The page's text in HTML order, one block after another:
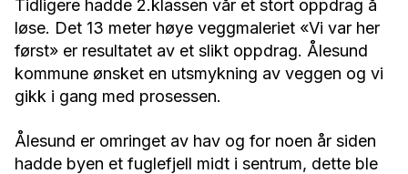
Tidligere hadde 2.klassen vår et stort oppdrag å
løse. Det 13 meter høye veggmaleriet «Vi var her
først» er resultatet av et slikt oppdrag. Ålesund
kommune ønsket en utsmykning av veggen og vi
gikk i gang med prosessen.
Ålesund er omringet av hav og for noen år siden
hadde byen et fuglefjell midt i sentrum, dette ble